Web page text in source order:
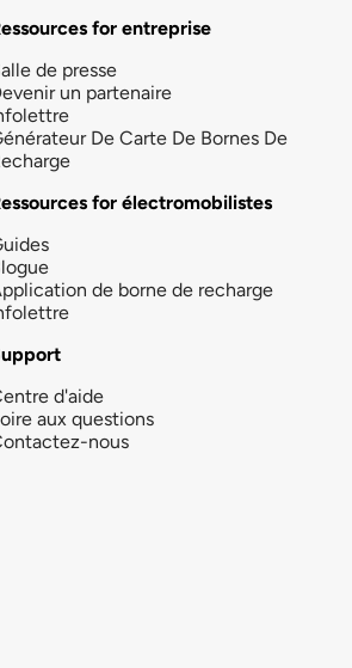
for entreprise
de presse
un partenaire
De Carte De Bornes De
for électromobilistes
de borne de recharge
d'aide
aux questions
nous